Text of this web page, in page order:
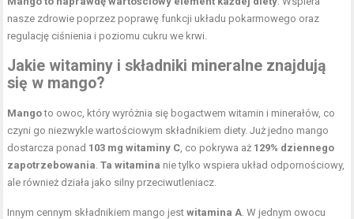
nasze zdrowie poprzez poprawę funkcji układu pokarmowego oraz
regulację ciśnienia i poziomu cukru we krwi.
Jakie witaminy i składniki mineralne znajdują
się w mango?
Mangoto owoc, który wyróżnia się bogactwem witamin i minerałów, co
czyni go niezwykle wartościowym składnikiem diety. Już jedno mango
dostarcza ponad 103 mg witaminy C , co pokrywa aż 129% dziennego
zapotrzebowania .Ta witamina nie tylko wspiera układ odpornościowy,
ale również działa jako silny przeciwutleniacz.
Innym cennym składnikiem mango jestwitamina A . W jednym owocu